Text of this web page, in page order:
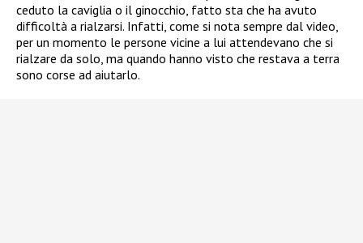
ceduto la caviglia o il ginocchio, fatto sta che ha avuto
difficoltà a rialzarsi. Infatti, come si nota sempre dal video,
per un momento le persone vicine a lui attendevano che si
rialzare da solo, ma quando hanno visto che restava a terra
sono corse ad aiutarlo.